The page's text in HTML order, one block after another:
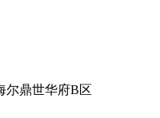
尔鼎世华府B区